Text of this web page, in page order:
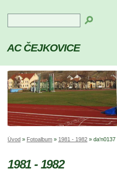
AC ČEJKOVICE
Úvod » Fotoalbum » 1981 - 1982 » da'n0137
1981 - 1982